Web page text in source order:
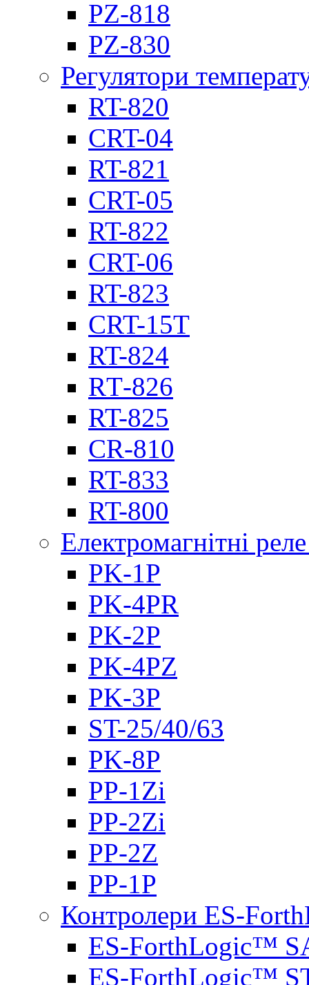
PZ-818
PZ-830
Регулятори
RT-820
CRT-04
RT-821
CRT-05
RT-822
CRT-06
RT-823
CRT-15T
RT-824
RТ-826
RT-825
CR-810
RT-833
RT-800
Електромагнітні
PK-1P
PK-4PR
PK-2Р
PK-4PZ
PK-3Р
ST-25/40/63
PK-8P
PP-1Zi
PP-2Zi
PP-2Z
PP-1P
Контролери ES-
ES-ForthLogic™
ES-ForthLogic™